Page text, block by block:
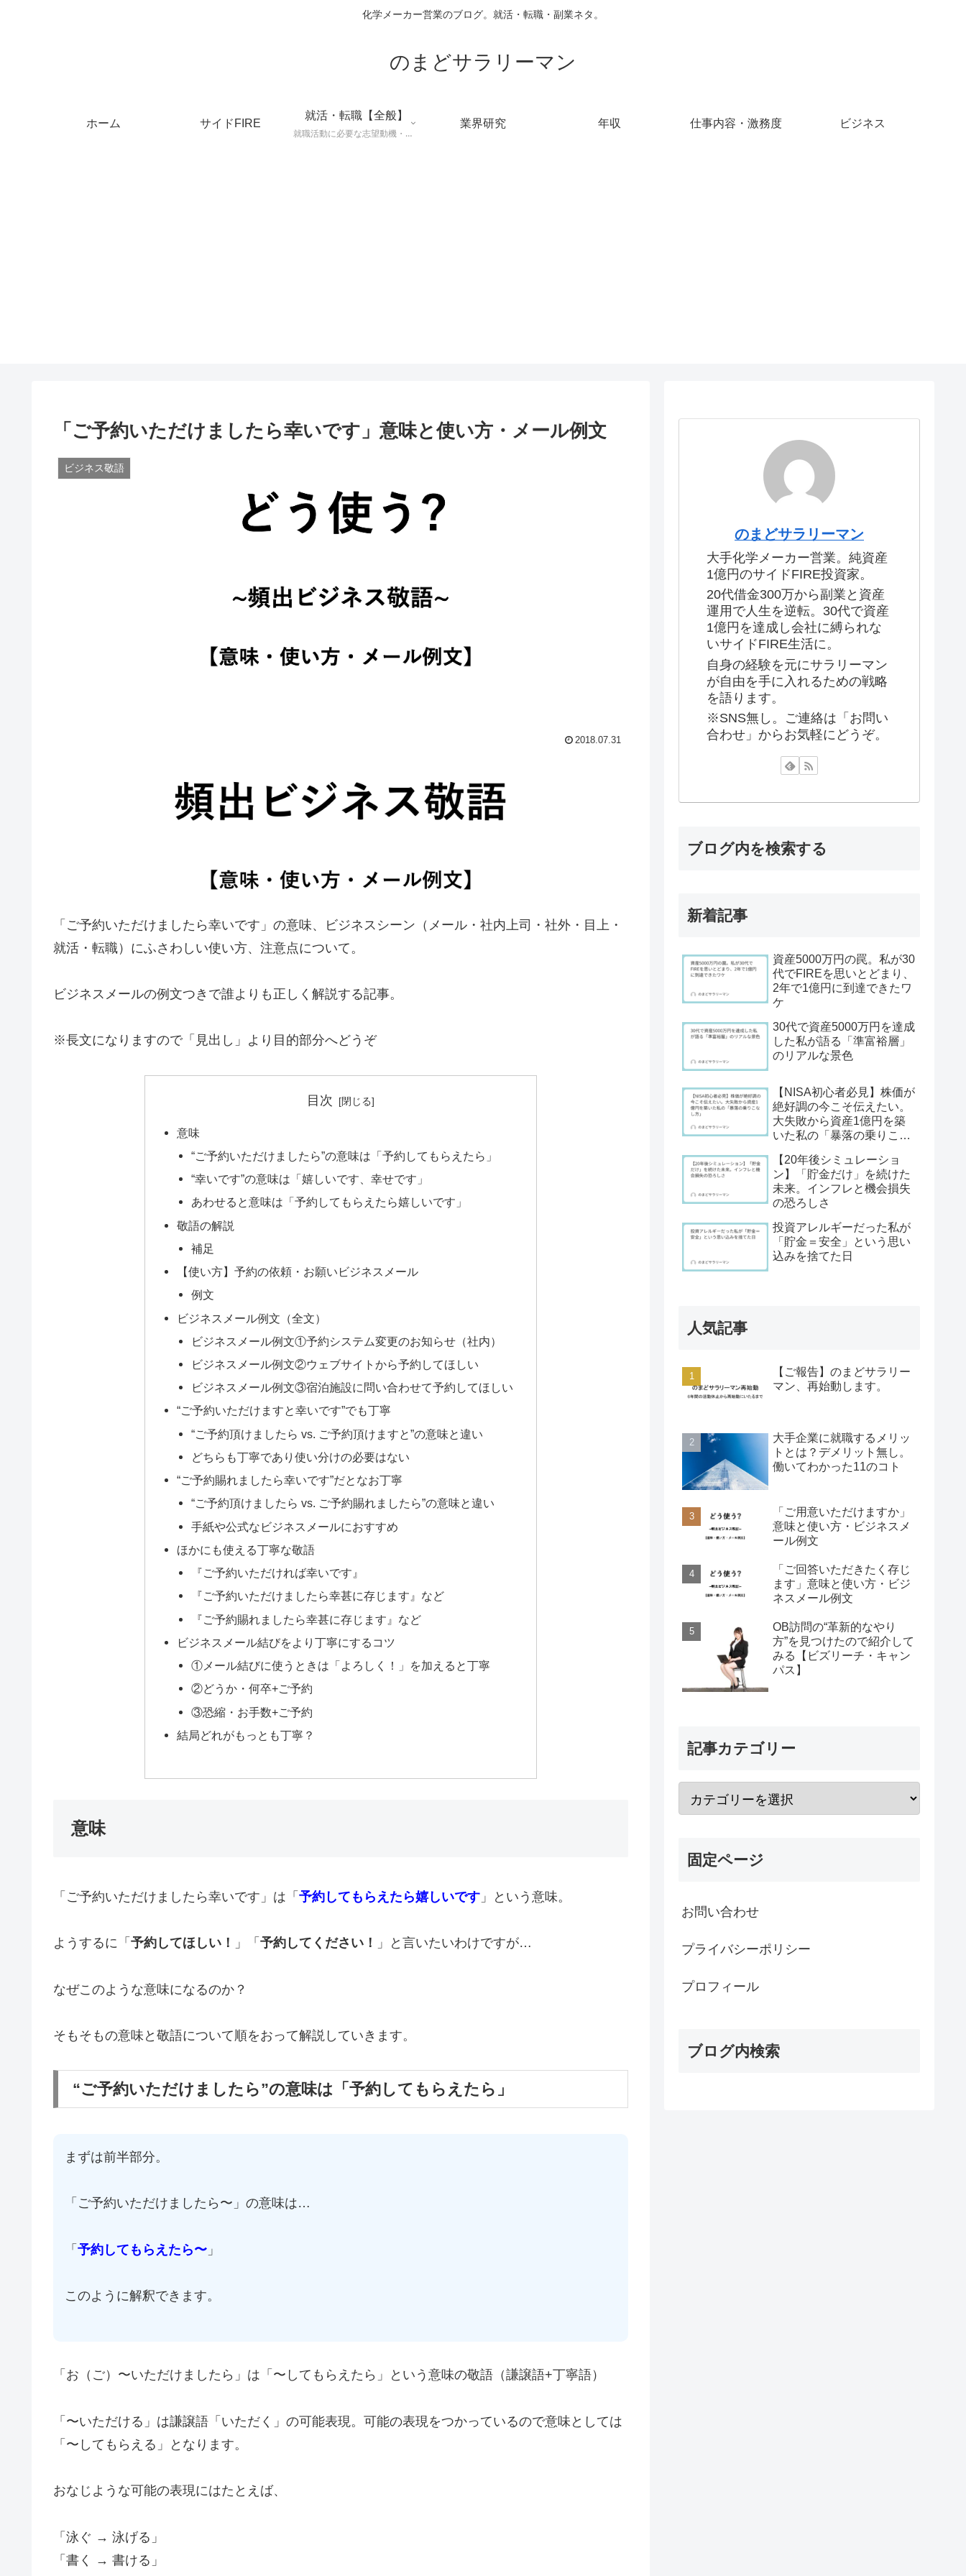
化学メーカー営業のブログ。就活・転職・副業ネタ。
のまどサラリーマン
ホーム サイドFIRE
就活・転職【全般】
就職活動に必要な志望動機・メールマナー・業界研究などに役立つ知識を公開するページ。
業界研究 年収 仕事内容・激務度 ビジネス
「ご予約いただけましたら幸いです」意味と使い方・メール例文
ビジネス敬語
2018.07.31
「ご予約いただけましたら幸いです」の意味、ビジネスシーン（メール・社内上司・社外・目上・
就活・転職）にふさわしい使い方、注意点について。
ビジネスメールの例文つきで誰よりも正しく解説する記事。
※長文になりますので「見出し」より目的部分へどうぞ
目次
意味
“ご予約いただけましたら”の意味は「予約してもらえたら」
“幸いです”の意味は「嬉しいです、幸せです」
あわせると意味は「予約してもらえたら嬉しいです」
敬語の解説
補足
【使い方】予約の依頼・お願いビジネスメール
例文
ビジネスメール例文（全文）
ビジネスメール例文①予約システム変更のお知らせ（社内）
ビジネスメール例文②ウェブサイトから予約してほしい
ビジネスメール例文③宿泊施設に問い合わせて予約してほしい
“ご予約いただけますと幸いです”でも丁寧
“ご予約頂けましたら vs. ご予約頂けますと”の意味と違い
どちらも丁寧であり使い分けの必要はない
“ご予約賜れましたら幸いです”だとなお丁寧
“ご予約頂けましたら vs. ご予約賜れましたら”の意味と違い
手紙や公式なビジネスメールにおすすめ
ほかにも使える丁寧な敬語
『ご予約いただければ幸いです』
『ご予約いただけましたら幸甚に存じます』など
『ご予約賜れましたら幸甚に存じます』など
ビジネスメール結びをより丁寧にするコツ
①メール結びに使うときは「よろしく！」を加えると丁寧
②どうか・何卒+ご予約
③恐縮・お手数+ご予約
結局どれがもっとも丁寧？
意味
「ご予約いただけましたら幸いです」は「 予約してもらえたら嬉しいです 」という意味。
ようするに「 予約してほしい！ 」「 予約してください！ 」と言いたいわけですが…
なぜこのような意味になるのか？
そもそもの意味と敬語について順をおって解説していきます。
“ご予約いただけましたら”の意味は「予約してもらえたら」
まずは前半部分。
「ご予約いただけましたら〜」の意味は…
「 予約してもらえたら〜 」
このように解釈できます。
「お（ご）〜いただけましたら」は「〜してもらえたら」という意味の敬語（謙譲語+丁寧語）
「〜いただける」は謙譲語「いただく」の可能表現。可能の表現をつかっているので意味としては
「〜してもらえる」となります。
おなじような可能の表現にはたとえば、
「泳ぐ → 泳げる」
「書く → 書ける」
のまどサラリーマン
大手化学メーカー営業。純資産
1億円のサイドFIRE投資家。
20代借金300万から副業と資産
運用で人生を逆転。30代で資産
1億円を達成し会社に縛られな
いサイドFIRE生活に。
自身の経験を元にサラリーマン
が自由を手に入れるための戦略
を語ります。
※SNS無し。ご連絡は「お問い
合わせ」からお気軽にどうぞ。
ブログ内を検索する
新着記事
資産5000万円の罠。私が30
代でFIREを思いとどまり、
2年で1億円に到達できたワ
ケ
30代で資産5000万円を達成
した私が語る「準富裕層」
のリアルな景色
【NISA初心者必見】株価が
絶好調の今こそ伝えたい。
大失敗から資産1億円を築
いた私の「暴落の乗りこな
【20年後シミュレーショ
ン】「貯金だけ」を続けた
未来。インフレと機会損失
の恐ろしさ
投資アレルギーだった私が
「貯金＝安全」という思い
込みを捨てた日
人気記事
【ご報告】のまどサラリー
マン、再始動します。
大手企業に就職するメリッ
トとは？デメリット無し。
働いてわかった11のコト
「ご用意いただけますか」
意味と使い方・ビジネスメ
ール例文
「ご回答いただきたく存じ
ます」意味と使い方・ビジ
ネスメール例文
OB訪問の“革新的なやり
方”を見つけたので紹介して
みる【ビズリーチ・キャン
パス】
記事カテゴリー
固定ページ
お問い合わせ
プライバシーポリシー
プロフィール
ブログ内検索